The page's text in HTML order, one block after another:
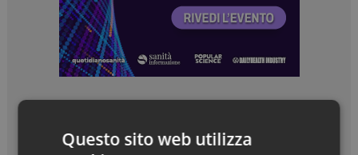
Questo sito web utilizza